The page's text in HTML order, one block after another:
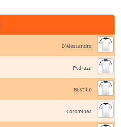
D'Alessandro
Pedraza
Bustillo
Corominas